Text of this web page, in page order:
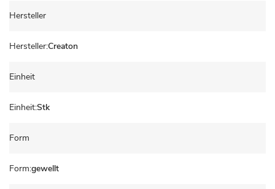
Hersteller
Creaton
Einheit
Stk
Form
gewellt